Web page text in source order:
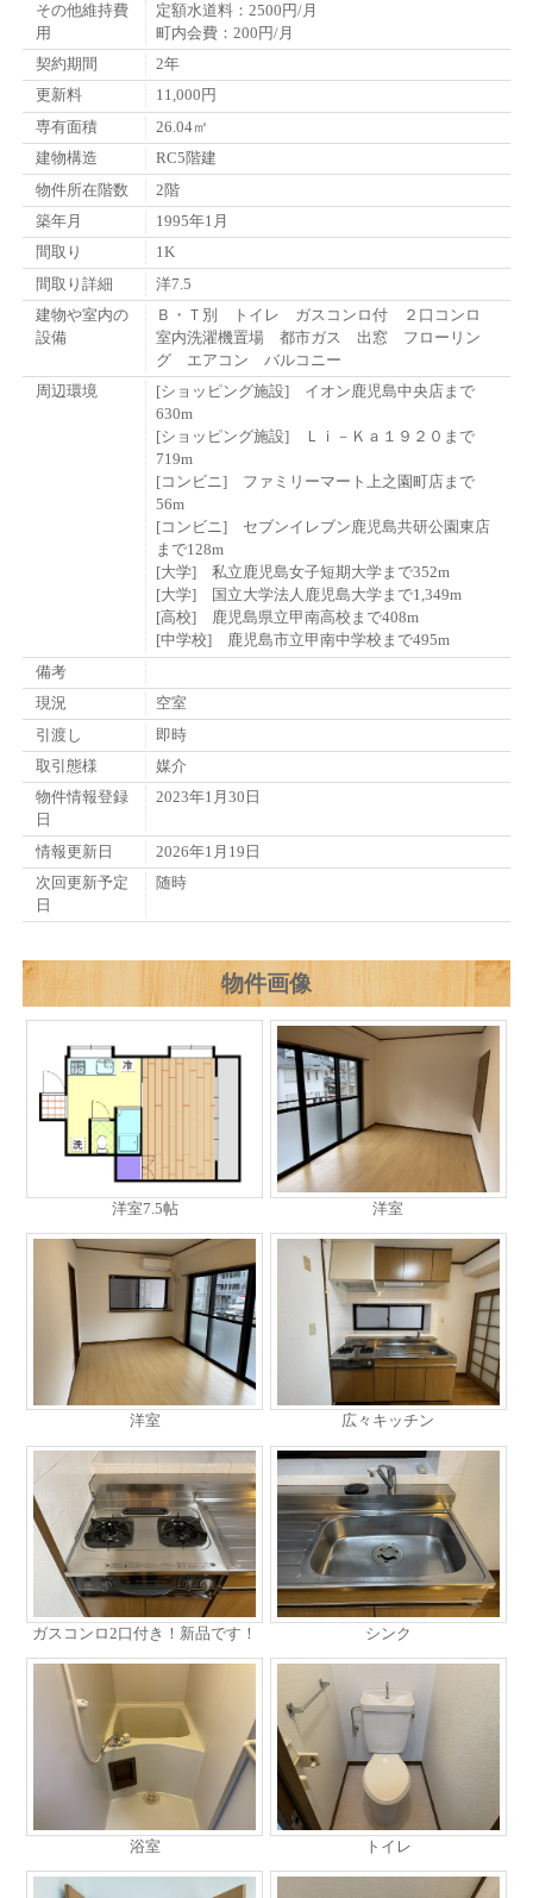
その他維持費
用
定額水道料：2500円/月
町内会費：200円/月
契約期間
2年
更新料
11,000円
専有面積
26.04㎡
建物構造
RC5階建
物件所在階数
2階
築年月
1995年1月
間取り
1K
間取り詳細
洋7.5
建物や室内の
設備
Ｂ・Ｔ別 トイレ ガスコンロ付 ２口コンロ
室内洗濯機置場 都市ガス 出窓 フローリン
グ エアコン バルコニー
周辺環境
[ショッピング施設] イオン鹿児島中央店まで
630m
[ショッピング施設] Ｌｉ－Ｋａ１９２０まで
719m
[コンビニ] ファミリーマート上之園町店まで
56m
[コンビニ] セブンイレブン鹿児島共研公園東店
まで128m
[大学] 私立鹿児島女子短期大学まで352m
[大学] 国立大学法人鹿児島大学まで1,349m
[高校] 鹿児島県立甲南高校まで408m
[中学校] 鹿児島市立甲南中学校まで495m
備考
現況
空室
引渡し
即時
取引態様
媒介
物件情報登録
日
2023年1月30日
情報更新日
2026年1月19日
次回更新予定
日
随時
物件画像
洋室7.5帖 洋室
洋室 広々キッチン
ガスコンロ2口付き！新品です！ シンク
浴室 トイレ